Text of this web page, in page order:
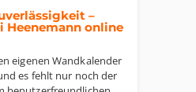
–
Heenemann online
eigenen Wandkalender
es fehlt nur noch der